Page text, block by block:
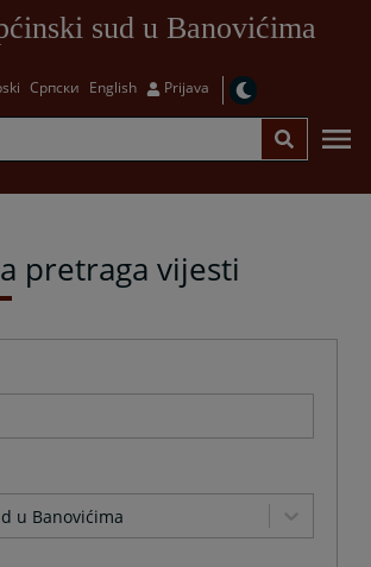
sud u Banovićima
Српски English Prijava
pretraga vijesti
u Banovićima